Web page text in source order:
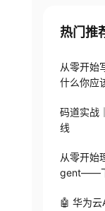
热门推
从零开始
什么你应
码道实战
线
从零开始
gent——
🤖 华为